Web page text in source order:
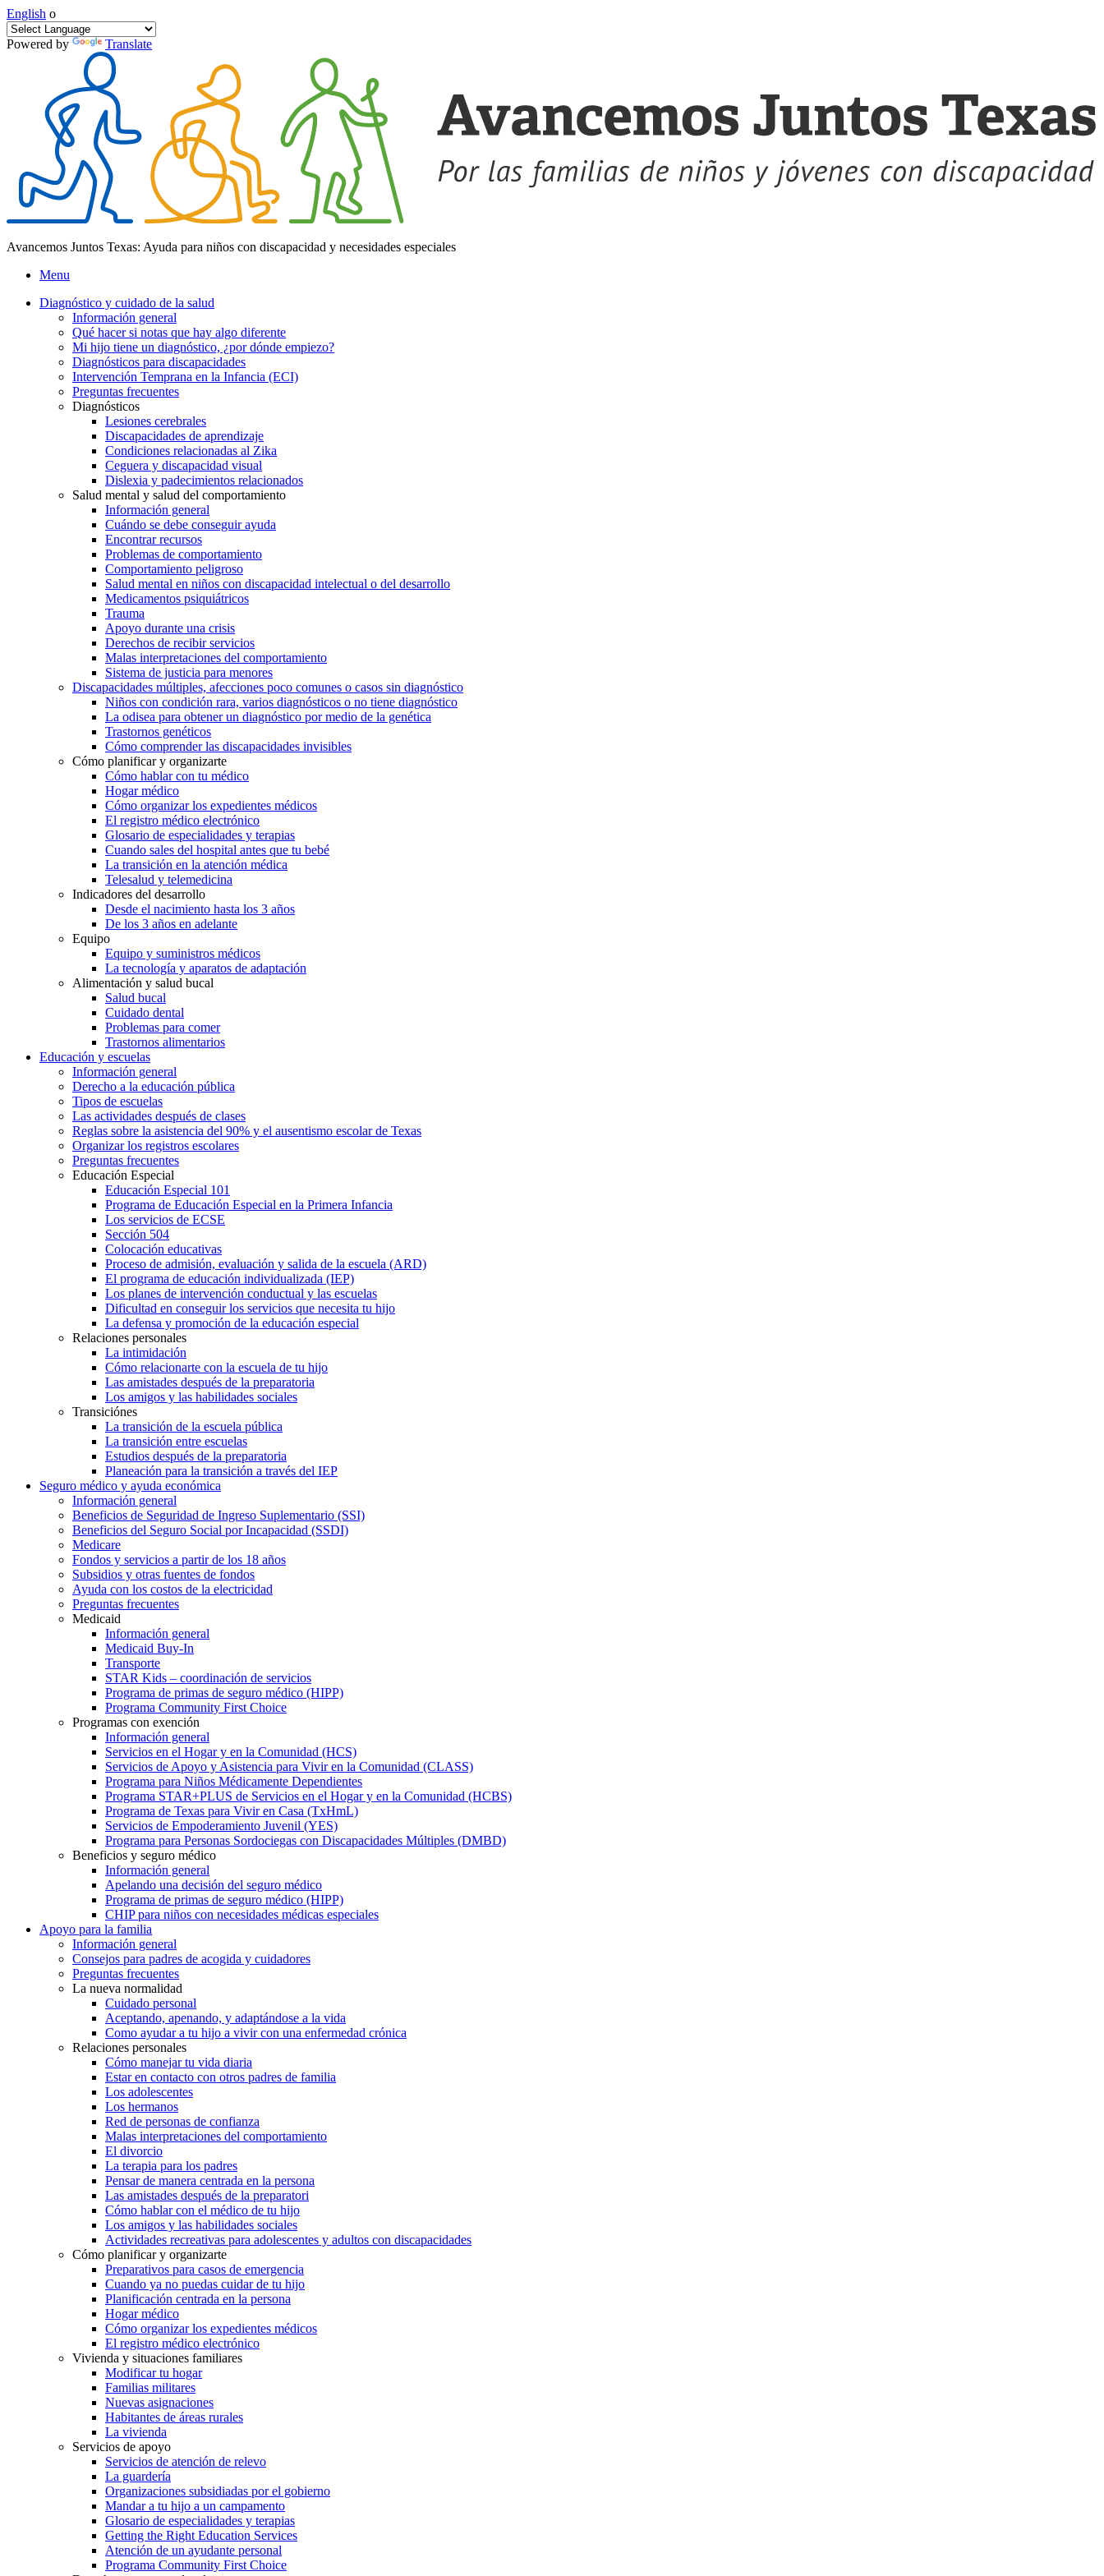
English o
Powered by Translate
Avancemos Juntos Texas: Ayuda para niños con discapacidad y necesidades especiales
Menu
Diagnóstico y cuidado de la salud
Información general
Qué hacer si notas que hay algo diferente
Mi hijo tiene un diagnóstico, ¿por dónde empiezo?
Diagnósticos para discapacidades
Intervención Temprana en la Infancia (ECI)
Preguntas frecuentes
Diagnósticos
Lesiones cerebrales
Discapacidades de aprendizaje
Condiciones relacionadas al Zika
Ceguera y discapacidad visual
Dislexia y padecimientos relacionados
Salud mental y salud del comportamiento
Información general
Cuándo se debe conseguir ayuda
Encontrar recursos
Problemas de comportamiento
Comportamiento peligroso
Salud mental en niños con discapacidad intelectual o del desarrollo
Medicamentos psiquiátricos
Trauma
Apoyo durante una crisis
Derechos de recibir servicios
Malas interpretaciones del comportamiento
Sistema de justicia para menores
Discapacidades múltiples, afecciones poco comunes o casos sin diagnóstico
Niños con condición rara, varios diagnósticos o no tiene diagnóstico
La odisea para obtener un diagnóstico por medio de la genética
Trastornos genéticos
Cómo comprender las discapacidades invisibles
Cómo planificar y organizarte
Cómo hablar con tu médico
Hogar médico
Cómo organizar los expedientes médicos
El registro médico electrónico
Glosario de especialidades y terapias
Cuando sales del hospital antes que tu bebé
La transición en la atención médica
Telesalud y telemedicina
Indicadores del desarrollo
Desde el nacimiento hasta los 3 años
De los 3 años en adelante
Equipo
Equipo y suministros médicos
La tecnología y aparatos de adaptación
Alimentación y salud bucal
Salud bucal
Cuidado dental
Problemas para comer
Trastornos alimentarios
Educación y escuelas
Información general
Derecho a la educación pública
Tipos de escuelas
Las actividades después de clases
Reglas sobre la asistencia del 90% y el ausentismo escolar de Texas
Organizar los registros escolares
Preguntas frecuentes
Educación Especial
Educación Especial 101
Programa de Educación Especial en la Primera Infancia
Los servicios de ECSE
Sección 504
Colocación educativas
Proceso de admisión, evaluación y salida de la escuela (ARD)
El programa de educación individualizada (IEP)
Los planes de intervención conductual y las escuelas
Dificultad en conseguir los servicios que necesita tu hijo
La defensa y promoción de la educación especial
Relaciones personales
La intimidación
Cómo relacionarte con la escuela de tu hijo
Las amistades después de la preparatoria
Los amigos y las habilidades sociales
Transiciónes
La transición de la escuela pública
La transición entre escuelas
Estudios después de la preparatoria
Planeación para la transición a través del IEP
Seguro médico y ayuda económica
Información general
Beneficios de Seguridad de Ingreso Suplementario (SSI)
Beneficios del Seguro Social por Incapacidad (SSDI)
Medicare
Fondos y servicios a partir de los 18 años
Subsidios y otras fuentes de fondos
Ayuda con los costos de la electricidad
Preguntas frecuentes
Medicaid
Información general
Medicaid Buy-In
Transporte
STAR Kids – coordinación de servicios
Programa de primas de seguro médico (HIPP)
Programa Community First Choice
Programas con exención
Información general
Servicios en el Hogar y en la Comunidad (HCS)
Servicios de Apoyo y Asistencia para Vivir en la Comunidad (CLASS)
Programa para Niños Médicamente Dependientes
Programa STAR+PLUS de Servicios en el Hogar y en la Comunidad (HCBS)
Programa de Texas para Vivir en Casa (TxHmL)
Servicios de Empoderamiento Juvenil (YES)
Programa para Personas Sordociegas con Discapacidades Múltiples (DMBD)
Beneficios y seguro médico
Información general
Apelando una decisión del seguro médico
Programa de primas de seguro médico (HIPP)
CHIP para niños con necesidades médicas especiales
Apoyo para la familia
Información general
Consejos para padres de acogida y cuidadores
Preguntas frecuentes
La nueva normalidad
Cuidado personal
Aceptando, apenando, y adaptándose a la vida
Como ayudar a tu hijo a vivir con una enfermedad crónica
Relaciones personales
Cómo manejar tu vida diaria
Estar en contacto con otros padres de familia
Los adolescentes
Los hermanos
Red de personas de confianza
Malas interpretaciones del comportamiento
El divorcio
La terapia para los padres
Pensar de manera centrada en la persona
Las amistades después de la preparatori
Cómo hablar con el médico de tu hijo
Los amigos y las habilidades sociales
Actividades recreativas para adolescentes y adultos con discapacidades
Cómo planificar y organizarte
Preparativos para casos de emergencia
Cuando ya no puedas cuidar de tu hijo
Planificación centrada en la persona
Hogar médico
Cómo organizar los expedientes médicos
El registro médico electrónico
Vivienda y situaciones familiares
Modificar tu hogar
Familias militares
Nuevas asignaciones
Habitantes de áreas rurales
La vivienda
Servicios de apoyo
Servicios de atención de relevo
La guardería
Organizaciones subsidiadas por el gobierno
Mandar a tu hijo a un campamento
Glosario de especialidades y terapias
Getting the Right Education Services
Atención de un ayudante personal
Programa Community First Choice